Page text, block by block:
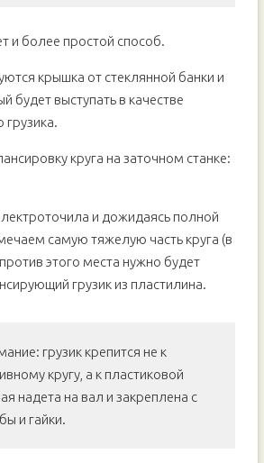
и более простой способ.
крышка от стеклянной банки и
будет выступать в качестве
и дожидаясь полной
самую тяжелую часть круга (в
этого места нужно будет
грузик из пластилина.
грузик крепится не к
кругу, а к пластиковой
надета на вал и закреплена с
и гайки.